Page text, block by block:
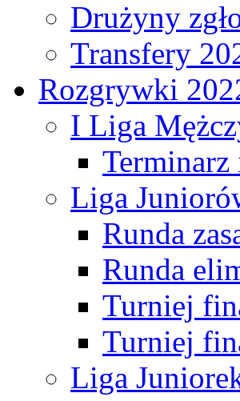
Drużyny
Transfery
Rozgrywki
I Liga
Liga
Runda
Runda
Turniej
Turniej
Liga